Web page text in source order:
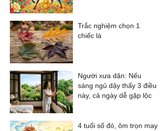
Trắc nghiệm chọn 1
chiếc lá
Người xưa dặn: Nếu
sáng ngủ dậy thấy 3 điều
này, cả ngày dễ gặp lộc
4 tuổi số đỏ, ôm trọn may